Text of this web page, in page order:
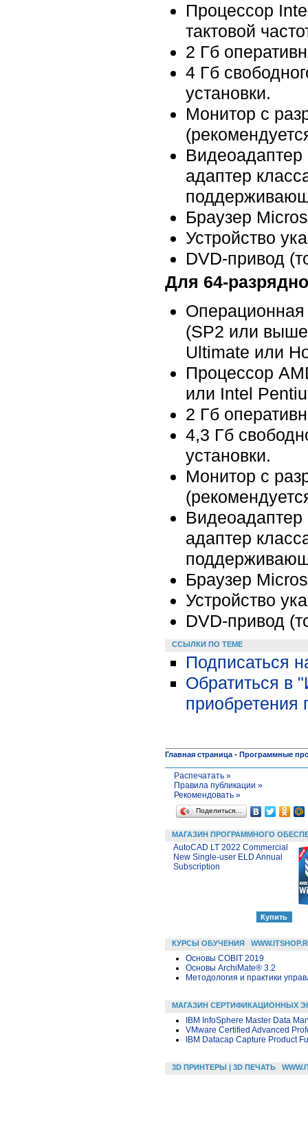
Процессор
тактовой
2 Гб
4 Гб
установки.
Монитор с
адаптер
Браузер
Устройство
DVD-привод
Для 64-
(SP2 или
Ultimate или
Процессор
или Intel
2 Гб
4,3 Гб
установки.
Монитор с
адаптер
Браузер
Устройство
DVD-привод
ССЫЛКИ ПО ТЕМЕ
Подписаться
Обратиться в
приобретения
Главная страница - Программные
Распечатать »
Правила публикации »
Рекомендовать »
Поделиться…
МАГАЗИН ПРОГРАММНОГО
AutoCAD LT 2022 Commercial
New Single-user ELD Annual
Subscription
КУРСЫ ОБУЧЕНИЯ
Основы COBIT 2019
Основы ArchiMate® 3.2
Методология и практики
МАГАЗИН СЕРТИФИКАЦИОННЫХ
IBM InfoSphere Master Data
VMware Certified Advanced
IBM Datacap Capture Product
3D ПРИНТЕРЫ | 3D ПЕЧАТЬ